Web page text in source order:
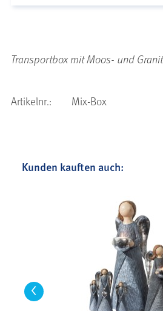
Transportbox mit Moos- und
Artikelnr.: Mix-Box
Kunden kauften auch:
<